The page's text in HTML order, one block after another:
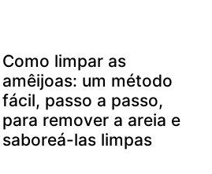
Como limpar as
amêijoas: um método
fácil, passo a passo,
para remover a areia e
saboreá-las limpas